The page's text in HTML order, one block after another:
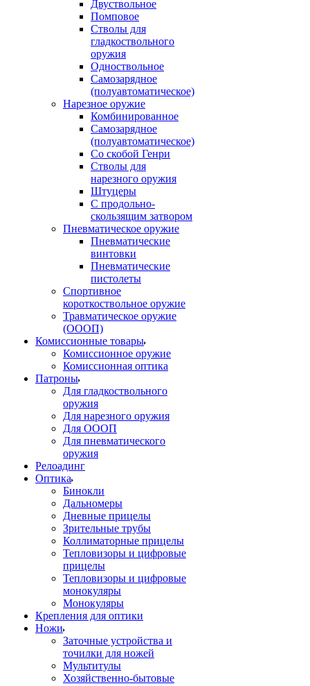
Двуствольное
Помповое
Стволы для
гладкоствольного
оружия
Одноствольное
Самозарядное
(полуавтоматическое)
Нарезное оружие
Комбинированное
Самозарядное
(полуавтоматическое)
Со скобой Генри
Стволы для
нарезного оружия
Штуцеры
С продольно-
скользящим затвором
Пневматическое оружие
Пневматические
винтовки
Пневматические
пистолеты
Спортивное
короткоствольное оружие
Травматическое оружие
(ОООП)
Комиссионные товары
Комиссионное оружие
Комиссионная оптика
Патроны
Для гладкоствольного
оружия
Для нарезного оружия
Для ОООП
Для пневматического
оружия
Релоадинг
Оптика
Бинокли
Дальномеры
Дневные прицелы
Зрительные трубы
Коллиматорные прицелы
Тепловизоры и цифровые
прицелы
Тепловизоры и цифровые
монокуляры
Монокуляры
Крепления для оптики
Ножи
Заточные устройства и
точилки для ножей
Мультитулы
Хозяйственно-бытовые